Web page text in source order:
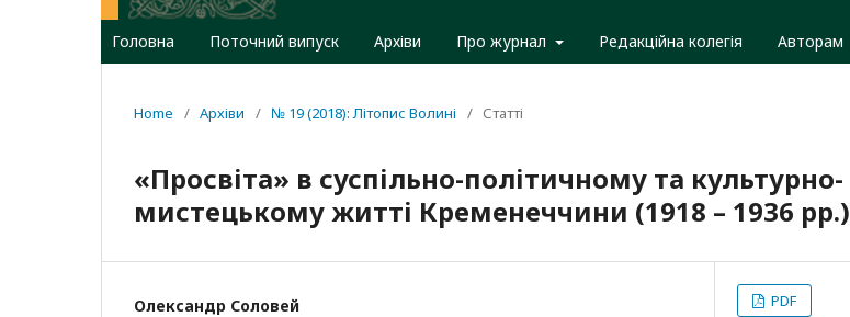
Головна Поточний випуск Архіви Про журнал Редакційна колегія Авторам
Home / Архіви / № 19 (2018): Літопис Волині / Статті
«Просвіта» в суспільно-політичному та культурно-
мистецькому житті Кременеччини (1918 – 1936 рр.)
Олександр Соловей PDF